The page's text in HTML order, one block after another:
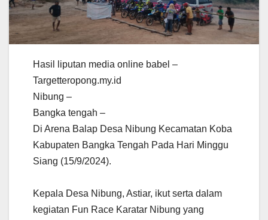
Hasil liputan media online babel –
Targetteropong.my.id
Nibung –
Bangka tengah –
Di Arena Balap Desa Nibung Kecamatan Koba
Kabupaten Bangka Tengah Pada Hari Minggu
Siang (15/9/2024).
Kepala Desa Nibung, Astiar, ikut serta dalam
kegiatan Fun Race Karatar Nibung yang